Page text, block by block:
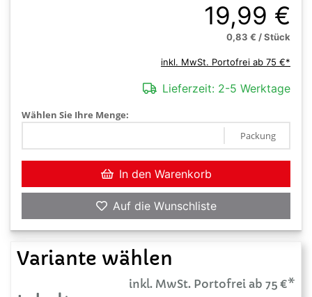
19,99 €
0,83 € / Stück
inkl. MwSt. Portofrei ab 75 €*
Lieferzeit: 2-5 Werktage
Wählen Sie Ihre Menge:
Packung
In den Warenkorb
Auf die Wunschliste
Variante wählen
inkl. MwSt. Portofrei ab 75 €*